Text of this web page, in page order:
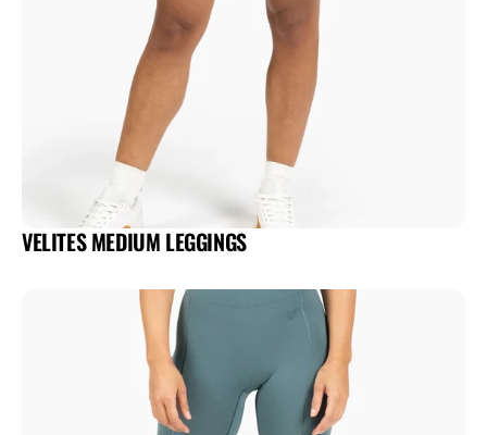
VELITES MEDIUM LEGGINGS